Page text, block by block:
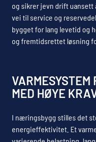
og sikrer jevn drift uansett
vei til service og
bygget for lang levetid og
og fremtidsrettet løsning
MED HØYE
I næringsbygg stilles det
energieffektivitet. Et